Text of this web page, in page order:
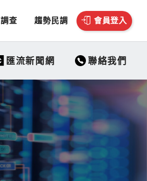
查 趨勢民調 會員登入
匯流新聞網 聯絡我們